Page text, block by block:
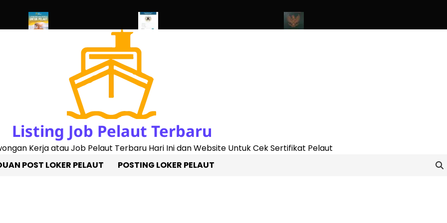
Listing Job Pelaut Terbaru
Kerja atau Job Pelaut Terbaru Hari Ini dan Website Untuk Cek Sertifikat Pelaut
POST LOKER PELAUT POSTING LOKER PELAUT